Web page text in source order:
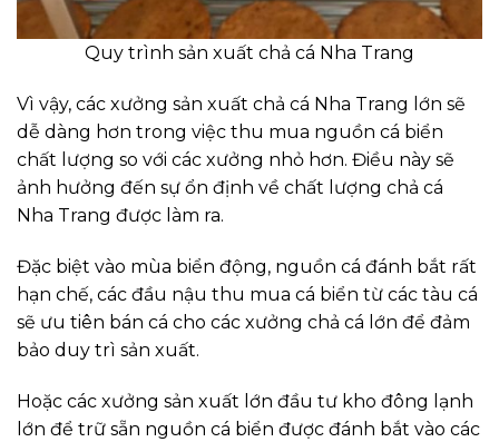
Quy trình sản xuất chả cá Nha Trang
Vì vậy, các xưởng sản xuất chả cá Nha Trang lớn sẽ
dễ dàng hơn trong việc thu mua nguồn cá biển
chất lượng so với các xưởng nhỏ hơn. Điều này sẽ
ảnh hưởng đến sự ổn định về chất lượng chả cá
Nha Trang được làm ra.
Đặc biệt vào mùa biển động, nguồn cá đánh bắt rất
hạn chế, các đầu nậu thu mua cá biển từ các tàu cá
sẽ ưu tiên bán cá cho các xưởng chả cá lớn để đảm
bảo duy trì sản xuất.
Hoặc các xưởng sản xuất lớn đầu tư kho đông lạnh
lớn để trữ sẵn nguồn cá biển được đánh bắt vào các